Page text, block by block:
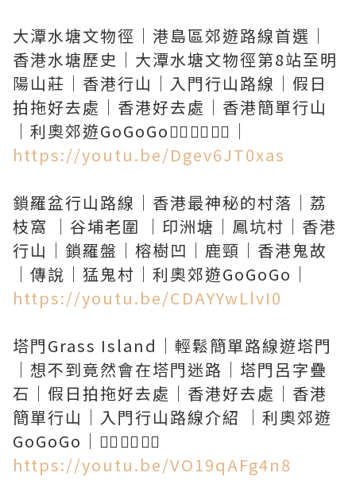
大潭水塘文物徑｜港島區郊遊路線首選｜
香港水塘歷史｜大潭水塘文物徑第8站至明
陽山莊｜香港行山｜入門行山路線｜假日
拍拖好去處｜香港好去處｜香港簡單行山
https://youtu.be/Dgev6JT0xas
鎖羅盆行山路線｜香港最神秘的村落｜荔
枝窩 ｜谷埔老圍 ｜印洲塘｜鳳坑村｜香港
行山｜鎖羅盤｜榕樹凹｜鹿頸｜香港鬼故
https://youtu.be/CDAYYwLlvI0
塔門Grass Island｜輕鬆簡單路線遊塔門
｜想不到竟然會在塔門迷路｜塔門呂字疊
石｜假日拍拖好去處｜香港好去處｜香港
簡單行山｜入門行山路線介紹 ｜利奧郊遊
https://youtu.be/VO19qAFg4n8